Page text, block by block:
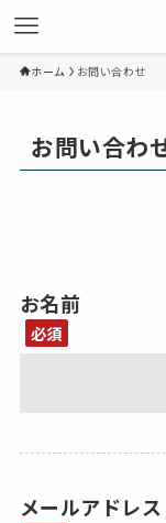
ホーム お問い合わせ
お問い合わ
お名前
必須
メールアドレス